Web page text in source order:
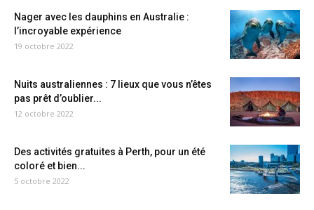
Nager avec les dauphins en Australie :
l’incroyable expérience
19 octobre 2022
Nuits australiennes : 7 lieux que vous n’êtes
pas prêt d’oublier...
12 octobre 2022
Des activités gratuites à Perth, pour un été
coloré et bien...
5 octobre 2022